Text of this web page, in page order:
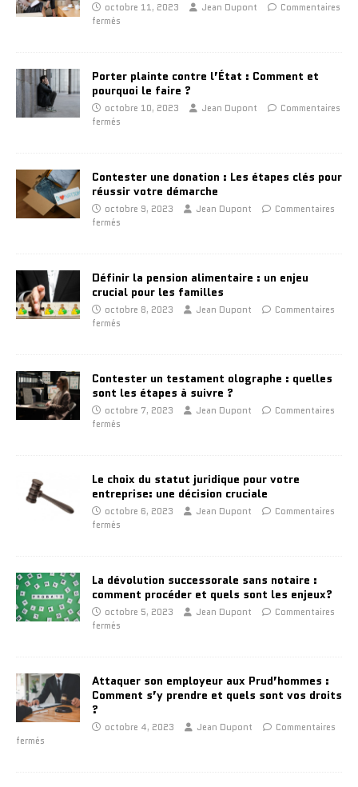
octobre 11, 2023 Jean Dupont
Commentaires
fermés
Porter plainte contre l’État : Comment et
pourquoi le faire ?
octobre 10, 2023 Jean Dupont
Commentaires
fermés
Contester une donation : Les étapes clés pour
réussir votre démarche
octobre 9, 2023 Jean Dupont
Commentaires
fermés
Définir la pension alimentaire : un enjeu
crucial pour les familles
octobre 8, 2023 Jean Dupont
Commentaires
fermés
Contester un testament olographe : quelles
sont les étapes à suivre ?
octobre 7, 2023 Jean Dupont
Commentaires
fermés
Le choix du statut juridique pour votre
entreprise: une décision cruciale
octobre 6, 2023 Jean Dupont
Commentaires
fermés
La dévolution successorale sans notaire :
comment procéder et quels sont les enjeux?
octobre 5, 2023 Jean Dupont
Commentaires
fermés
Attaquer son employeur aux Prud’hommes :
Comment s’y prendre et quels sont vos droits
?
octobre 4, 2023 Jean Dupont
Commentaires
fermés